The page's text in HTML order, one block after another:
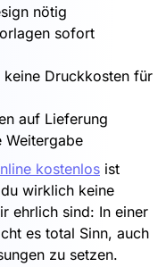
nötig
sofort
Druckkosten für
auf Lieferung
Weitergabe
kostenlos ist
wirklich keine
ehrlich sind: In einer
es total Sinn, auch
zu setzen.